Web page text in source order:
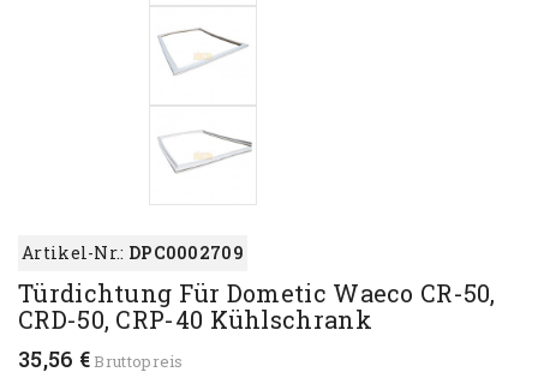
Artikel-Nr.: DPC0002709
Türdichtung Für Dometic Waeco CR-50,
CRD-50, CRP-40 Kühlschrank
35,56 € Bruttopreis